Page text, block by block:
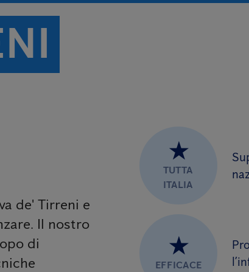
de' Tirreni e
Il nostro
di
★
TUTTA
ITALIA
★
EFFICACE